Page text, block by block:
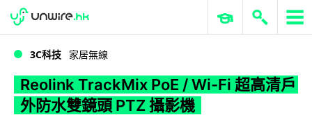
WWDC 2026 ERP 與商業 AI
3C科技 家居無線
Reolink TrackMix PoE / Wi-Fi 超高清戶
外防水雙鏡頭 PTZ 攝影機